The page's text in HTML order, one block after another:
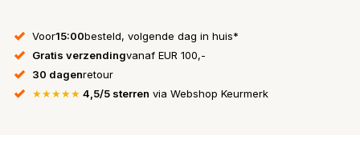
Voor15:00besteld, volgende dag in huis*
Gratis verzendingvanaf EUR 100,-
30 dagenretour
★★★★★ 4,5/5 sterren via Webshop Keurmerk